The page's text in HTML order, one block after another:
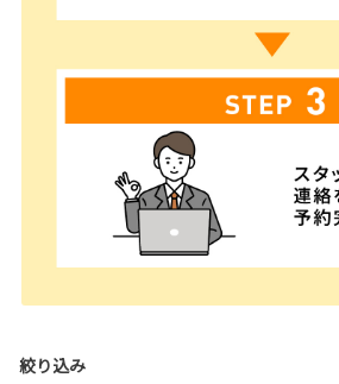
絞り込み